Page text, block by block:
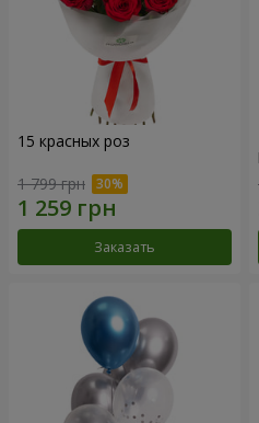
15 красных роз
1 799 грн
Заказать